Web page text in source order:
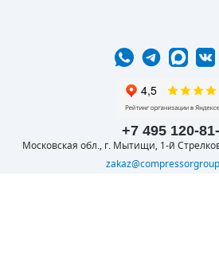
+7 495 120-
Московская обл., г. Мытищи, 1-й